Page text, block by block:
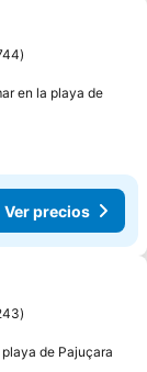
en la playa de
Ver precios
de Pajuçara